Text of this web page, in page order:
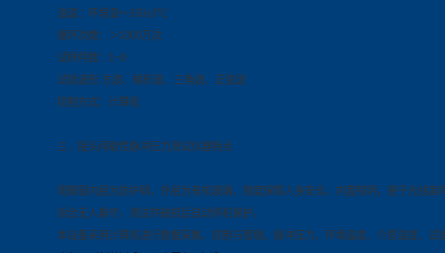
油温：环境温～150±3℃
循环次数：＞1000万次
试样件数：1~8
试验波形:方波、梯形波、三角波、正弦波
控制方式：计算机
三、接头间歇性脉冲压力测试仪器特点
观察窗内层为防护网，外层为有机玻璃，限度保障人身安全。内置照明，便于光线差
适合无人看守，测试件破损后自动停机保护。
本设备采用计算机进行数据采集、控制与管理。脉冲压力、环境温度、介质温度、试